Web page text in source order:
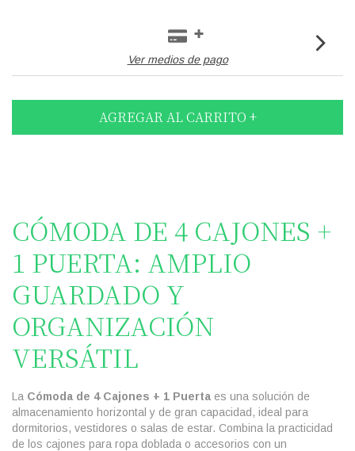
Ver medios de pago
CÓMODA DE 4 CAJONES +
1 PUERTA: AMPLIO
GUARDADO Y
ORGANIZACIÓN
VERSÁTIL
La Cómoda de 4 Cajones + 1 Puerta es una solución de
almacenamiento horizontal y de gran capacidad, ideal para
dormitorios, vestidores o salas de estar. Combina la practicidad
de los cajones para ropa doblada o accesorios con un